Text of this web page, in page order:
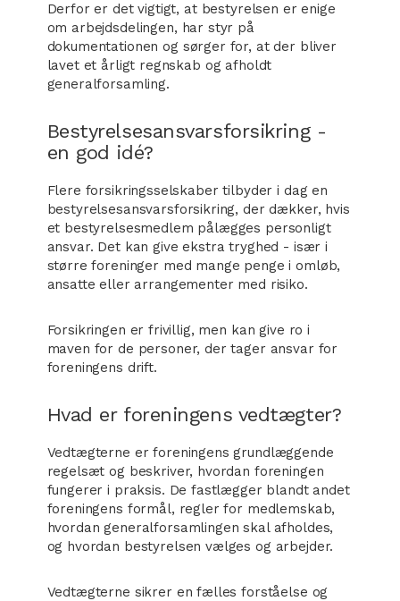
Derfor er det vigtigt, at bestyrelsen er enige
om arbejdsdelingen, har styr på
dokumentationen og sørger for, at der bliver
lavet et årligt regnskab og afholdt
generalforsamling.
Bestyrelsesansvarsforsikring -
en god idé?
Flere forsikringsselskaber tilbyder i dag en
bestyrelsesansvarsforsikring, der dækker, hvis
et bestyrelsesmedlem pålægges personligt
ansvar. Det kan give ekstra tryghed - især i
større foreninger med mange penge i omløb,
ansatte eller arrangementer med risiko.
Forsikringen er frivillig, men kan give ro i
maven for de personer, der tager ansvar for
foreningens drift.
Hvad er foreningens vedtægter?
Vedtægterne er foreningens grundlæggende
regelsæt og beskriver, hvordan foreningen
fungerer i praksis. De fastlægger blandt andet
foreningens formål, regler for medlemskab,
hvordan generalforsamlingen skal afholdes,
og hvordan bestyrelsen vælges og arbejder.
Vedtægterne sikrer en fælles forståelse og